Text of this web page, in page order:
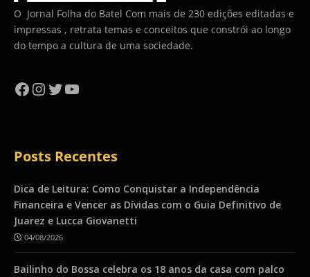
O Jornal Folha do Batel Com mais de 230 edições editadas e
impressas , retrata temas e conceitos que constrói ao longo
do tempo a cultura de uma sociedade.
Facebook
Instagram
Twitter
YouTube
Posts Recentes
Dica de Leitura: Como Conquistar a Independência
Financeira e Vencer as Dívidas com o Guia Definitivo de
Juarez e Lucca Giovanetti
04/08/2026
Bailinho do Bossa celebra os 18 anos da casa com palco